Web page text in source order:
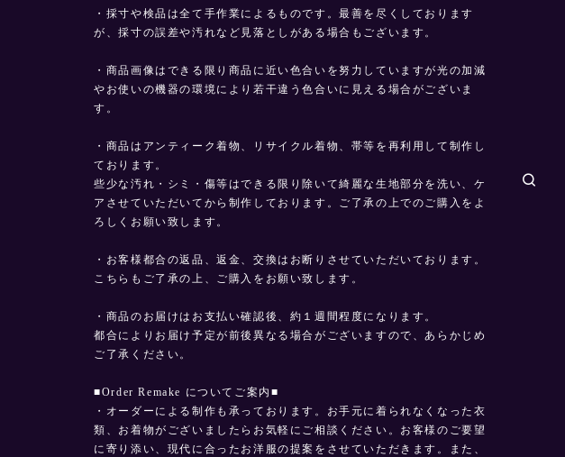
・採寸や検品は全て手作業によるものです。最善を尽くしております
が、採寸の誤差や汚れなど見落としがある場合もございます。
・商品画像はできる限り商品に近い色合いを努力していますが光の加減
やお使いの機器の環境により若干違う色合いに見える場合がございま
す。
・商品はアンティーク着物、リサイクル着物、帯等を再利用して制作し
ております。
些少な汚れ・シミ・傷等はできる限り除いて綺麗な生地部分を洗い、ケ
アさせていただいてから制作しております。ご了承の上でのご購入をよ
ろしくお願い致します。
・お客様都合の返品、返金、交換はお断りさせていただいております。
こちらもご了承の上、ご購入をお願い致します。
・商品のお届けはお支払い確認後、約１週間程度になります。
都合によりお届け予定が前後異なる場合がございますので、あらかじめ
ご了承ください。
■Order Remake についてご案内■
・オーダーによる制作も承っております。お手元に着られなくなった衣
類、お着物がございましたらお気軽にご相談ください。お客様のご要望
に寄り添い、現代に合ったお洋服の提案をさせていただきます。また、